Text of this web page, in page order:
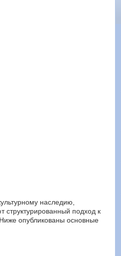
наследию,
структурированный подход к
опубликованы основные